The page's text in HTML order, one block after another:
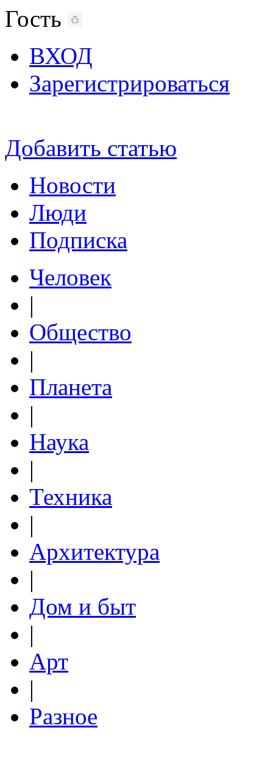
Гость
ВХОД
Зарегистрироваться
Добавить статью
Новости
Люди
Подписка
Человек
|
Общество
|
Планета
|
Наука
|
Техника
|
Архитектура
|
Дом и быт
|
Арт
|
Разное